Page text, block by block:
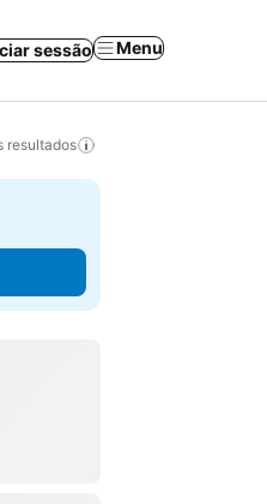
sessão Menu
resultados